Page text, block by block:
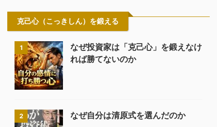
克己心（こっきしん）を鍛える
1
なぜ投資家は「克己心」を鍛えなけ
れば勝てないのか
2 なぜ自分は清原式を選んだのか